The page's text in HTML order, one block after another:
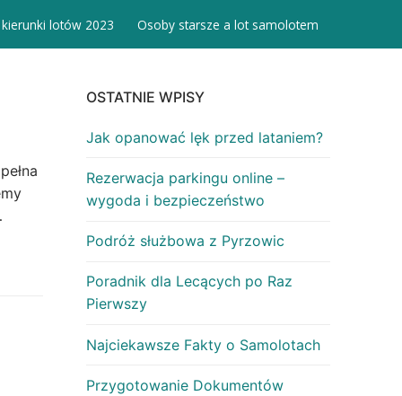
lotów 2023 Osoby starsze a lot samolotem
OSTATNIE WPISY
Jak opanować lęk przed lataniem?
Rezerwacja parkingu online –
wygoda i bezpieczeństwo
Podróż służbowa z Pyrzowic
Poradnik dla Lecących po Raz
Pierwszy
Najciekawsze Fakty o Samolotach
Przygotowanie Dokumentów